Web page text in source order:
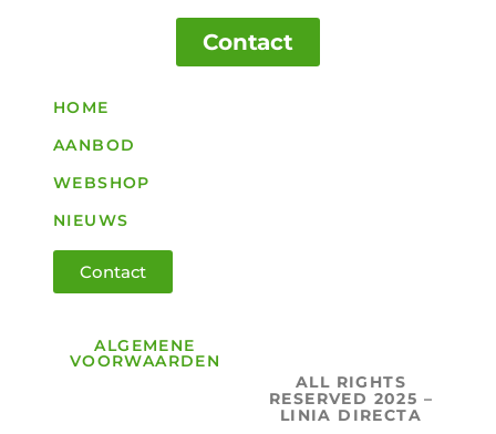
Contact
HOME
AANBOD
WEBSHOP
NIEUWS
Contact
ALGEMENE
VOORWAARDEN
ALL RIGHTS
RESERVED 2025 –
LINIA DIRECTA